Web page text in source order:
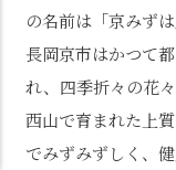
の名前は「京みずは
長岡京市はかつて
れ、四季折々の花
西山で育まれた上
でみずみずしく、